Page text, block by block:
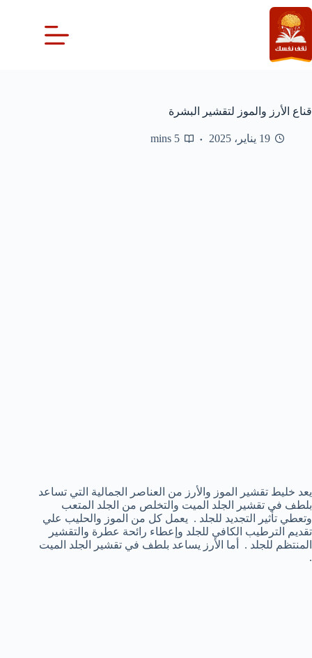
التجاوز
إلى
المحتوى
قناع الأرز والموز لتقشير البشرة
19 يناير، 2025 5 mins
يعد خليط تقشير الموز والأرز من العناصر الجمالية التي تساعد
بلطف في تقشير الجلد الميت والتخلص من الجلد المتعب
وتعطي تأثير التجديد للجلد . يعمل كل من الموز والحليب علي
تقديم الترطيب الكافي للجلد وإعطاء رائحة عطرة والتقشير
المنتظم للجلد . أما الأرز يساعد بلطف في تقشير الجلد الميت
.